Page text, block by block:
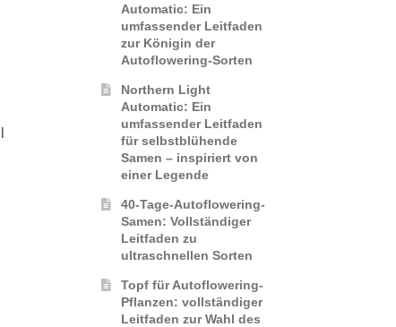
Automatic: Ein
umfassender Leitfaden
zur Königin der
Autoflowering‑Sorten
Northern Light
Automatic: Ein
umfassender Leitfaden
für selbstblühende
Samen – inspiriert von
einer Legende
40-Tage-Autoflowering-
Samen: Vollständiger
Leitfaden zu
ultraschnellen Sorten
Topf für Autoflowering-
Pflanzen: vollständiger
Leitfaden zur Wahl des